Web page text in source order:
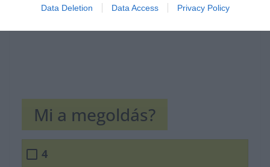
Data Deletion Data Access Privacy Policy
Mi a megoldás?
4